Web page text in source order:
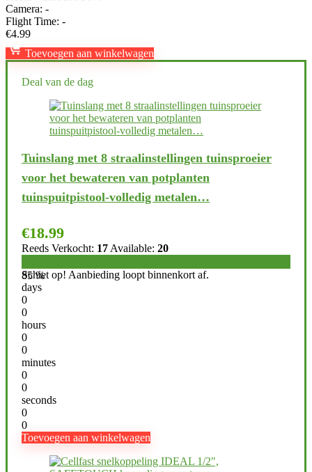
Camera: -
Flight Time: -
€4.99
Toevoegen aan winkelwagen
Deal van de dag
Tuinslang met 8 straalinstellingen tuinsproeier
voor het bewateren van potplanten
tuinspuitpistool-volledig metalen…
€18.99
Reeds Verkocht: 17 Available: 20
85 %
Schiet op! Aanbieding loopt binnenkort af.
days
0
0
hours
0
0
minutes
0
0
seconds
0
0
Toevoegen aan winkelwagen